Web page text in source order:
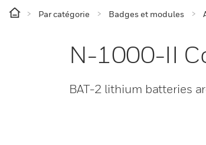
Par catégorie Badges et modules
N-1000-II
BAT-2 lithium batteries